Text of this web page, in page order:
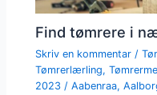
Find tømrere i
Skriv en kommentar /
Tømrerlærling,
2023/Aabenraa,